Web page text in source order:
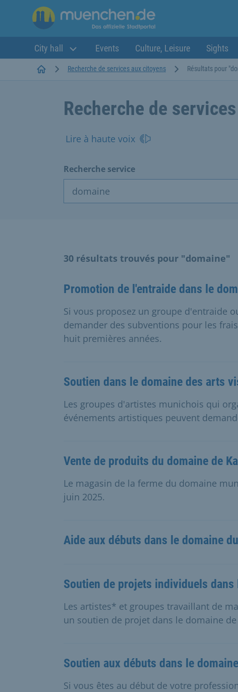
City hall Events Culture, Leisure Sights
StartseiteRecherche de services aux citoyens Résultats pour
Recherche de
Lire à haute voix
Recherche service
30 résultats trouvés pour "domaine"
Promotion de l'entraide dans le
Si vous proposez un groupe d'entraide
demander des subventions pour les
huit premières années.
Soutien dans le domaine des arts
Les groupes d'artistes munichois qui
événements artistiques peuvent
Vente de produits du domaine de
Le magasin de la ferme du domaine
juin 2025.
Aide aux débuts dans le domaine
Soutien de projets individuels
Les artistes* et groupes travaillant de
un soutien de projet dans le domaine de
Soutien aux débuts dans le
Si vous êtes au début de votre